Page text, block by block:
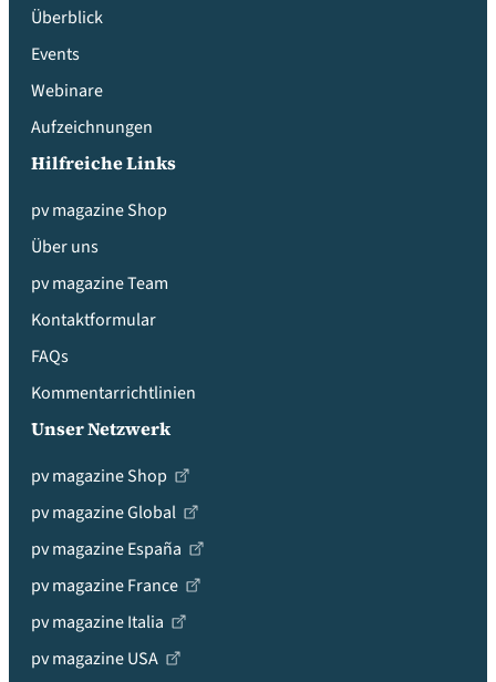
Überblick
Events
Webinare
Aufzeichnungen
Hilfreiche Links
pv magazine Shop
Über uns
pv magazine Team
Kontaktformular
FAQs
Kommentarrichtlinien
Unser Netzwerk
pv magazine Shop
pv magazine Global
pv magazine España
pv magazine France
pv magazine Italia
pv magazine USA